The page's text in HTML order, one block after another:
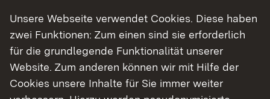
B 3, L 546 und L 628: Sanierung
01.06.2026 |Baustellen